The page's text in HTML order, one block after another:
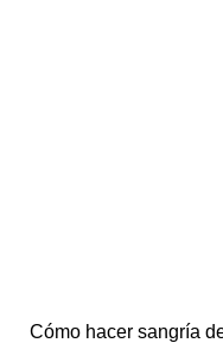
Cómo hacer sangría